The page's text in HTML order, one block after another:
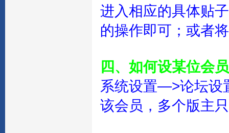
进入相应的具体贴
的操作即可；或者
四、如何设某位会
系统设置—>论坛
该会员，多个版主